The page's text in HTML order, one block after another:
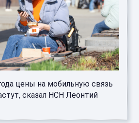
цены на мобильную связь
сказал НСН Леонтий